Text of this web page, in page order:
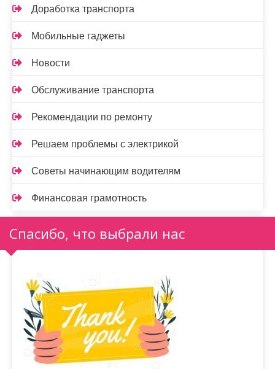
Доработка транспорта
Мобильные гаджеты
Новости
Обслуживание транспорта
Рекомендации по ремонту
Решаем проблемы с электрикой
Советы начинающим водителям
Финансовая грамотность
Спасибо, что выбрали нас